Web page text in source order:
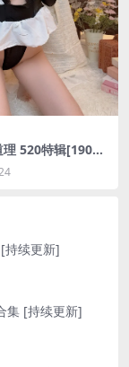
520特辑[190P-
[持续更新]
集 [持续更新]